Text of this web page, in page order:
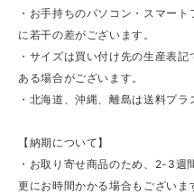
・お手持ちのパソコン・スマー
に若干の差がございます。
・サイズは買い付け先の生産表
ある場合がございます。
・北海道、沖縄、離島は送料プ
【納期について】
・お取り寄せ商品のため、2-3週
更にお時間かかる場合もござい